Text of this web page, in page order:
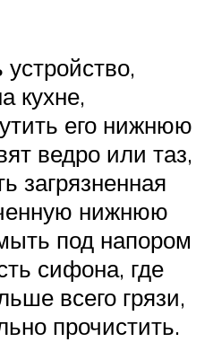
кухне,
его нижнюю
ведро или таз,
загрязненная
нижнюю
под напором
сифона, где
всего грязи,
прочистить.